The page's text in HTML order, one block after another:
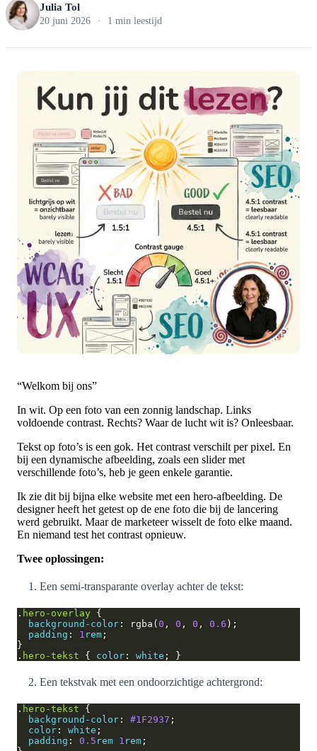
Julia Tol
20 juni 2026 · 1 min leestijd
“Welkom bij ons”
In wit. Op een foto van een zonnig landschap. Links
voldoende contrast. Rechts? Waar de lucht wit is? Onleesbaar.
Tekst op foto’s is een gok. Het contrast verschilt per pixel. En
bij een dynamische afbeelding, zoals een slider met
verschillende foto’s, heb je geen enkele garantie.
Ik zie dit bij bijna elke website met een hero-afbeelding. De
designer heeft het getest op de ene foto die bij de lancering
werd gebruikt. Maar de marketeer wisselt de foto elke maand.
En niemand test het contrast opnieuw.
Twee oplossingen:
Een semi-transparante overlay achter de tekst:
. hero-overlay
background-color : rgba( 0 , 0 , 0 , 0.6
padding : 1 rem
. hero-tekst { color : white
Een tekstvak met een ondoorzichtige achtergrond:
. hero-tekst
background-color : #1F2937
color : white
padding : 0.5 rem 1 rem